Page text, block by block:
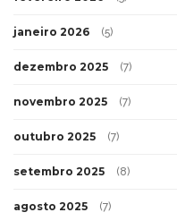
janeiro 2026 (5)
dezembro 2025 (7)
novembro 2025 (7)
outubro 2025 (7)
setembro 2025 (8)
agosto 2025 (7)